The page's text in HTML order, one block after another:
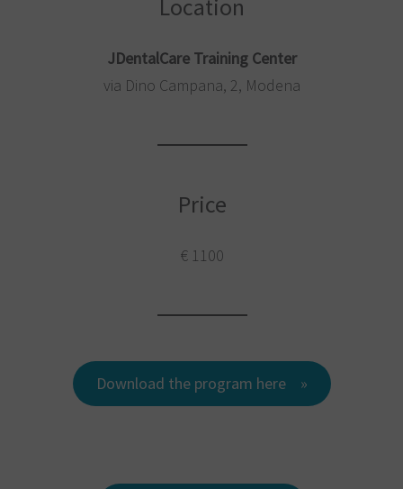
Location
JDentalCare Training Center
via Dino Campana, 2, Modena
Price
€ 1100
Download the program here